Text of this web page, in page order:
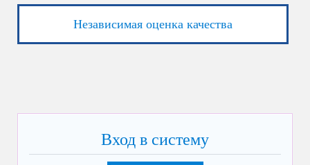
Независимая оценка качества
Вход в систему